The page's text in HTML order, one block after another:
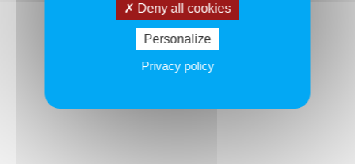
Deny all cookies
Personalize
Privacy policy